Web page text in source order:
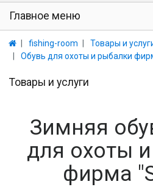
Главное меню
fishing-room
Товары и
Обувь для охоты и рыбалки
Товары и услуги
Зимняя
для охоты
фирма